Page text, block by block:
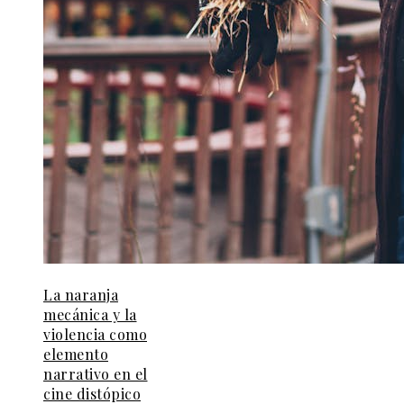
La naranja
mecánica y la
violencia como
elemento
narrativo en el
cine distópico